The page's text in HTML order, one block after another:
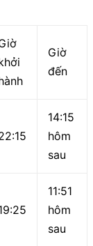
Giờ
đến
14:15
hôm
sau
11:51
hôm
sau